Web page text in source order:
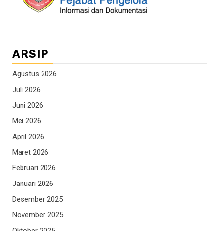
ARSIP
Agustus 2026
Juli 2026
Juni 2026
Mei 2026
April 2026
Maret 2026
Februari 2026
Januari 2026
Desember 2025
November 2025